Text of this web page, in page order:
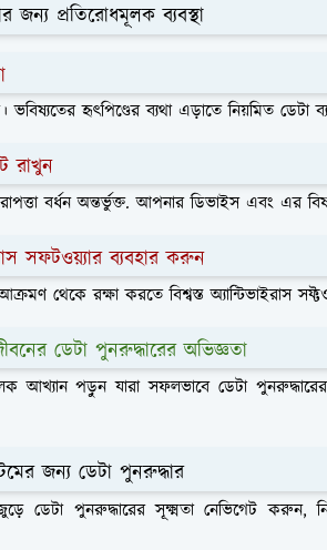
জন্য প্রতিরোধমূলক ব্যবস্থা
ভবিষ্যতের হৃৎপিণ্ডের ব্যথা এড়াতে নিয়মিত
রাখুন
বর্ধন অন্তর্ভুক্ত. আপনার ডিভাইস এবং এর
সফটওয়্যার ব্যবহার করুন
থেকে রক্ষা করতে বিশ্বস্ত অ্যান্টিভাইরাস
ডেটা পুনরুদ্ধারের অভিজ্ঞতা
আখ্যান পড়ুন যারা সফলভাবে ডেটা
জন্য ডেটা পুনরুদ্ধার
জুড়ে ডেটা পুনরুদ্ধারের সূক্ষ্মতা নেভিগেট